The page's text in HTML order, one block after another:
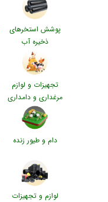
پوشش استخرهای
ذخیره آب
تجهیزات و لوازم
مرغداری و دامداری
دام و طیور زنده
لوازم و تجهیزات